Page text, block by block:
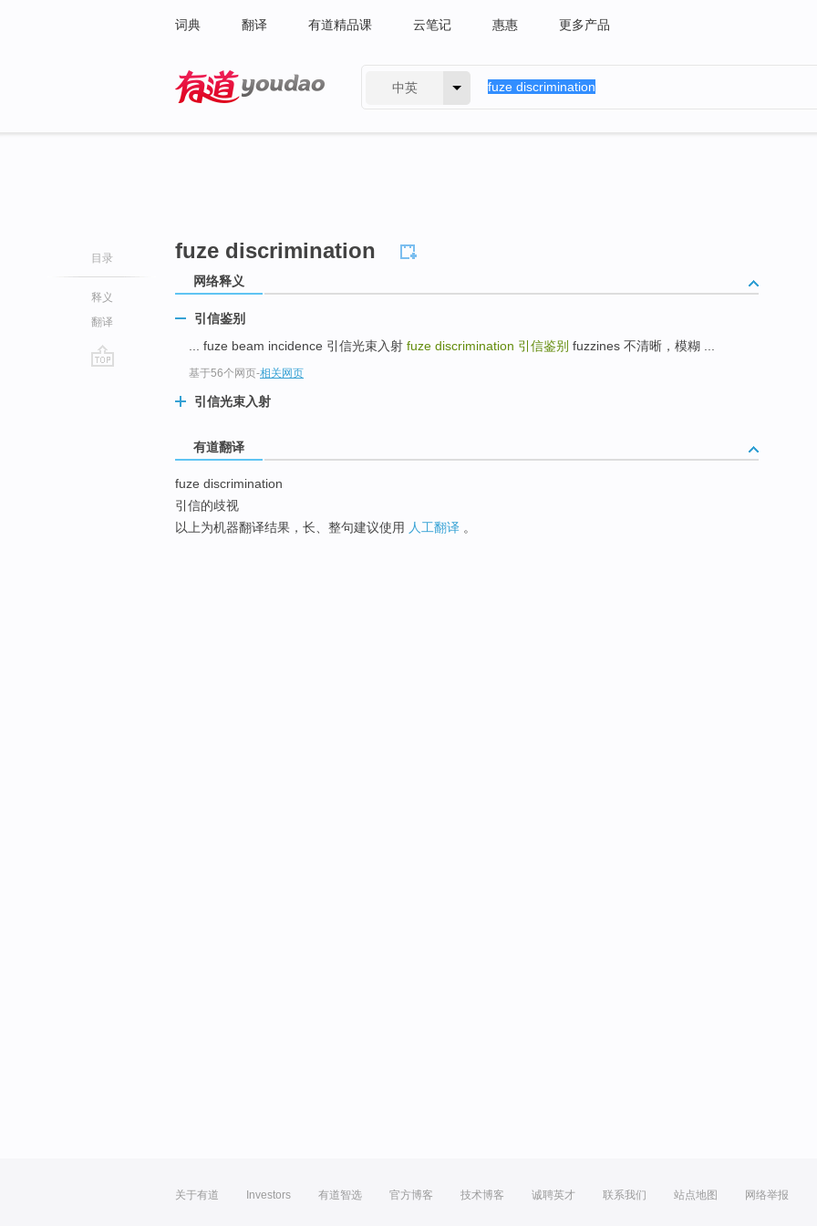
词典 翻译 有道精品课 云笔记 惠惠 更多产品
中英
目录
释义
翻译
fuze discrimination
网络释义
引信鉴别
... fuze beam incidence 引信光束入射 fuze discrimination 引信鉴别 fuzzines 不清晰，模糊 ...
基于56个网页-相关网页
引信光束入射
有道翻译
fuze discrimination
引信的歧视
以上为机器翻译结果，长、整句建议使用 人工翻译 。
关于有道 Investors 有道智选 官方博客 技术博客 诚聘英才 联系我们 站点地图 网络举报